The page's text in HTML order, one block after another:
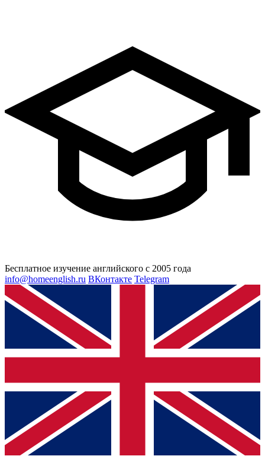
Бесплатное изучение английского с 2005 года
info@homeenglish.ru ВКонтакте Telegram